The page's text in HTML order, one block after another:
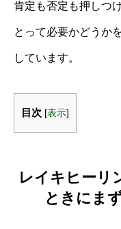
肯定も否定も押しつ
とって必要かどうか
しています。
目次 [表示]
レイキヒーリ
ときにま